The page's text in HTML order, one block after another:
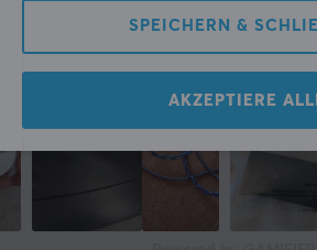
SPEICHERN &
AKZEPTIERE